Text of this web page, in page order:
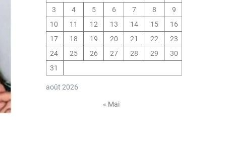
août 2026
3
4 5 6 7 8
9
10
11 12 13 14 15
16
17
18 19 20 21 22
23
24
25 26 27 28 29
30
31
« Mai